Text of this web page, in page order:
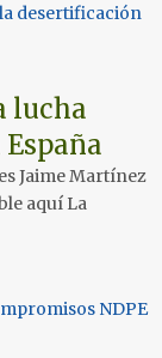
lucha
Jaime Martínez
aquí La